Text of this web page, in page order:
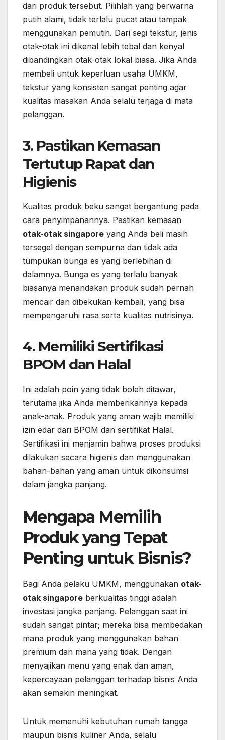
dari produk tersebut. Pilihlah yang berwarna
putih alami, tidak terlalu pucat atau tampak
menggunakan pemutih. Dari segi tekstur, jenis
otak-otak ini dikenal lebih tebal dan kenyal
dibandingkan otak-otak lokal biasa. Jika Anda
membeli untuk keperluan usaha UMKM,
tekstur yang konsisten sangat penting agar
kualitas masakan Anda selalu terjaga di mata
pelanggan.
3. Pastikan Kemasan
Tertutup Rapat dan
Higienis
Kualitas produk beku sangat bergantung pada
cara penyimpanannya. Pastikan kemasan
otak-otak singapore yang Anda beli masih
tersegel dengan sempurna dan tidak ada
tumpukan bunga es yang berlebihan di
dalamnya. Bunga es yang terlalu banyak
biasanya menandakan produk sudah pernah
mencair dan dibekukan kembali, yang bisa
mempengaruhi rasa serta kualitas nutrisinya.
4. Memiliki Sertifikasi
BPOM dan Halal
Ini adalah poin yang tidak boleh ditawar,
terutama jika Anda memberikannya kepada
anak-anak. Produk yang aman wajib memiliki
izin edar dari BPOM dan sertifikat Halal.
Sertifikasi ini menjamin bahwa proses produksi
dilakukan secara higienis dan menggunakan
bahan-bahan yang aman untuk dikonsumsi
dalam jangka panjang.
Mengapa Memilih
Produk yang Tepat
Penting untuk Bisnis?
Bagi Anda pelaku UMKM, menggunakan otak-
otak singapore berkualitas tinggi adalah
investasi jangka panjang. Pelanggan saat ini
sudah sangat pintar; mereka bisa membedakan
mana produk yang menggunakan bahan
premium dan mana yang tidak. Dengan
menyajikan menu yang enak dan aman,
kepercayaan pelanggan terhadap bisnis Anda
akan semakin meningkat.
Untuk memenuhi kebutuhan rumah tangga
maupun bisnis kuliner Anda, selalu